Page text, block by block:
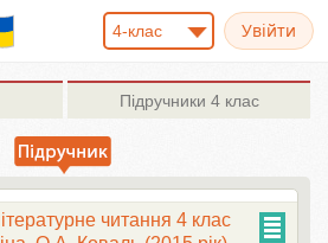
4-клас
Підручники 4 клас
читання 4 клас